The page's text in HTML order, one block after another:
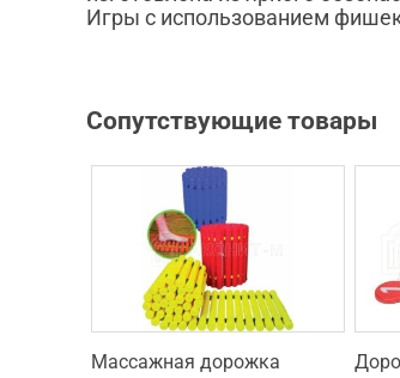
Игры с использованием
Сопутствующие товары
Массажная дорожка